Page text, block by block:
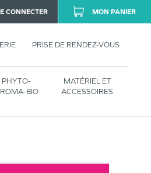
PRISE DE RENDEZ-VOUS
PHYTO-
BIO
MATÉRIEL ET
ACCESSOIRES
CONNECTER MON PANIER